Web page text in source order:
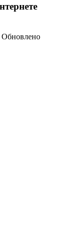
Обновлено